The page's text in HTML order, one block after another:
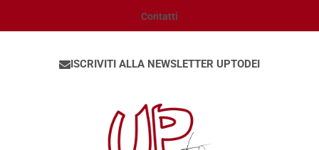
Contatti
ISCRIVITI ALLA NEWSLETTER UPTODEI